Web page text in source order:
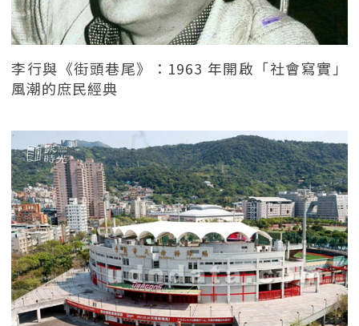
李行與《街頭巷尾》：1963 年開啟「社會寫實」
風潮的庶民經典